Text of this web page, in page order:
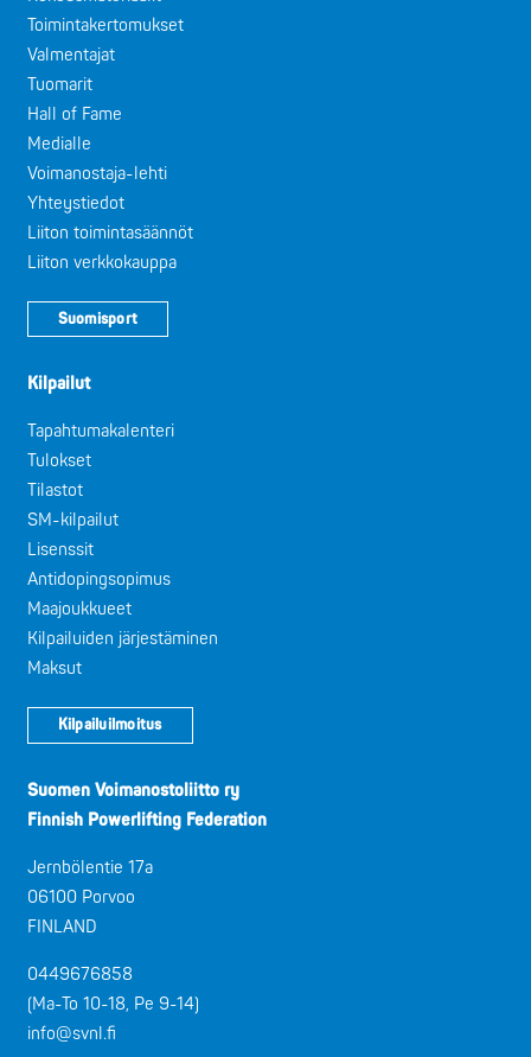
Toimintakertomukset
Valmentajat
Tuomarit
Hall of Fame
Medialle
Voimanostaja-lehti
Yhteystiedot
Liiton toimintasäännöt
Liiton verkkokauppa
Suomisport
Kilpailut
Tapahtumakalenteri
Tulokset
Tilastot
SM-kilpailut
Lisenssit
Antidopingsopimus
Maajoukkueet
Kilpailuiden järjestäminen
Maksut
Kilpailuilmoitus
Suomen Voimanostoliitto ry
Finnish Powerlifting Federation
Jernbölentie 17a
06100 Porvoo
FINLAND
0449676858
(Ma-To 10-18, Pe 9-14)
info@svnl.fi